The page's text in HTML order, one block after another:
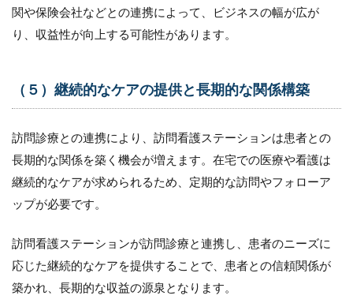
ゴール
の設定
ミーテ
ィング
やカン
ンスの
実施
7.4
（４）
プロト
やガイ
ドライ
ンの策
定
関や保険会社などとの連携によって、ビジネスの幅が広が
り、収益性が向上する可能性があります。
（５）継続的なケアの提供と長期的な関係構築
訪問診療との連携により、訪問看護ステーションは患者との
長期的な関係を築く機会が増えます。在宅での医療や看護は
継続的なケアが求められるため、定期的な訪問やフォローア
ップが必要です。
訪問看護ステーションが訪問診療と連携し、患者のニーズに
応じた継続的なケアを提供することで、患者との信頼関係が
築かれ、長期的な収益の源泉となります。